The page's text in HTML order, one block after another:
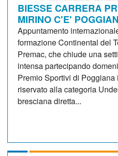
BIESSE CARRERA
MIRINO C'E'
Appuntamento
formazione Continental del
Premac, che chiude una
intensa partecipando
Premio Sportivi di Poggiana
riservato alla categoria
bresciana diretta...